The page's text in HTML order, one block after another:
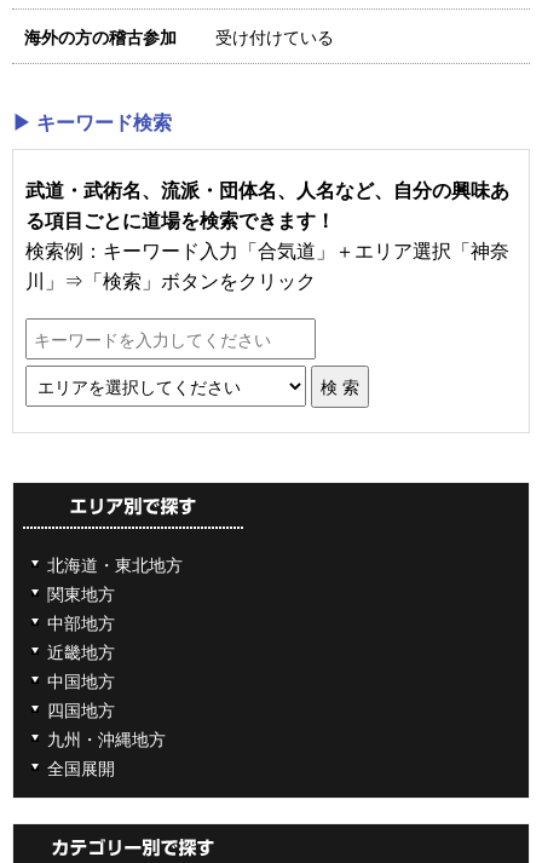
海外の方の稽古参加 受け付けている
▶ キーワード検索
武道・武術名、流派・団体名、人名など、自分の興味あ
る項目ごとに道場を検索できます！
検索例：キーワード入力「合気道」＋エリア選択「神奈
川」⇒「検索」ボタンをクリック
北海道・東北地方
関東地方
中部地方
近畿地方
中国地方
四国地方
九州・沖縄地方
全国展開